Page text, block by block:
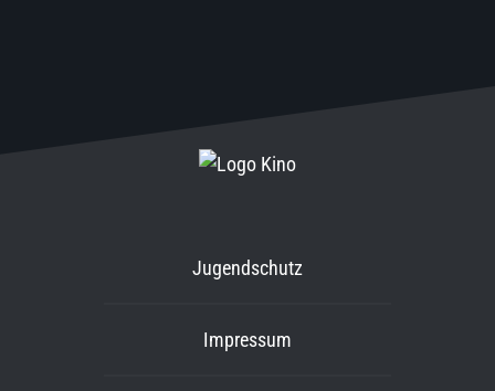
Jugendschutz
Impressum